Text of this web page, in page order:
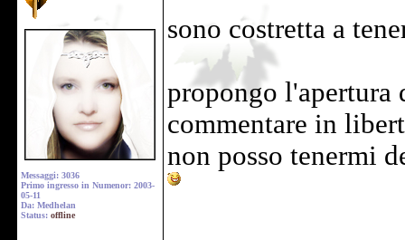
Messaggi: 3036
Primo ingresso in Numenor: 2003-
05-11
Da: Medhelan
Status: offline
sono costretta a
propongo l'apertura
commentare in
non posso tenermi